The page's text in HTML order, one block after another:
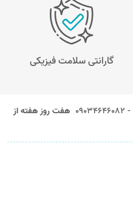
گارانتی سلامت فیزیکی
هفت روز هفته از